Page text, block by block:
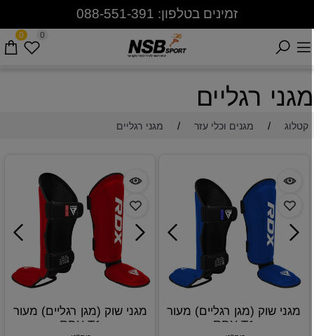
זמינים בטלפון: 088-551-391
0 0
רגליים
קטלוג / מגנים וכלי עזר / מגני רגליים
מגני שוק (מגן רגליים) מעור
RDX T1
מגני שוק (מגן רגליים) מעור
RDX T1